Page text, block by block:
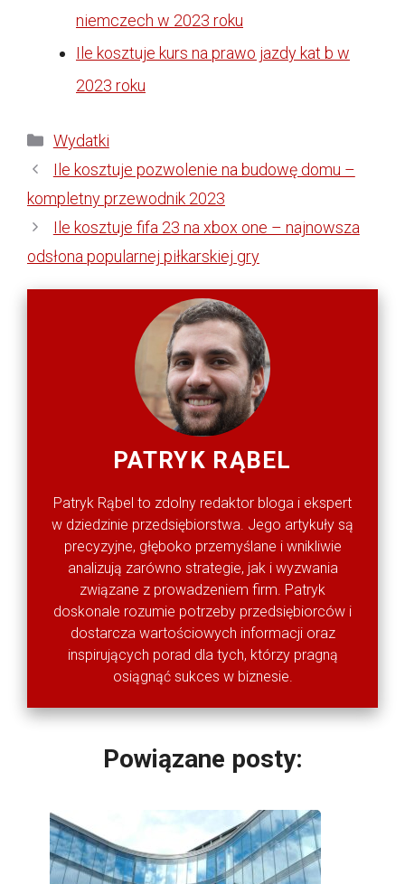
niemczech w 2023 roku
Ile kosztuje kurs na prawo jazdy kat b w
2023 roku
Kategorie
Wydatki
Ile kosztuje pozwolenie na budowę domu –
kompletny przewodnik 2023
Ile kosztuje fifa 23 na xbox one – najnowsza
odsłona popularnej piłkarskiej gry
PATRYK RĄBEL
Patryk Rąbel to zdolny redaktor bloga i ekspert
w dziedzinie przedsiębiorstwa. Jego artykuły są
precyzyjne, głęboko przemyślane i wnikliwie
analizują zarówno strategie, jak i wyzwania
związane z prowadzeniem firm. Patryk
doskonale rozumie potrzeby przedsiębiorców i
dostarcza wartościowych informacji oraz
inspirujących porad dla tych, którzy pragną
osiągnąć sukces w biznesie.
Powiązane posty: